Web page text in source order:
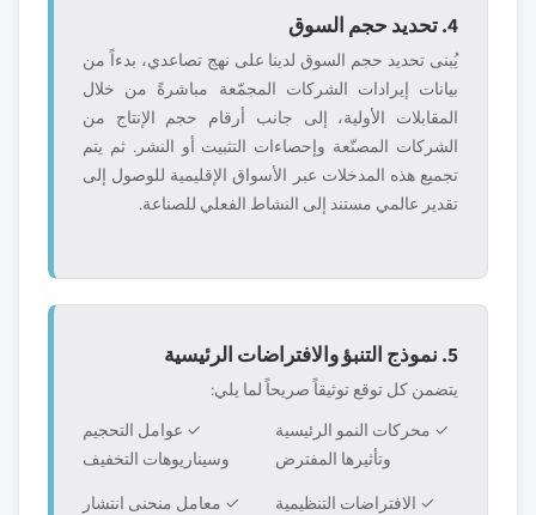
4. تحديد حجم السوق
يُبنى تحديد حجم السوق لدينا على نهج تصاعدي، بدءاً من
بيانات إيرادات الشركات المجمّعة مباشرةً من خلال
المقابلات الأولية، إلى جانب أرقام حجم الإنتاج من
الشركات المصنّعة وإحصاءات التثبيت أو النشر. ثم يتم
تجميع هذه المدخلات عبر الأسواق الإقليمية للوصول إلى
تقدير عالمي مستند إلى النشاط الفعلي للصناعة.
5. نموذج التنبؤ والافتراضات الرئيسية
يتضمن كل توقع توثيقاً صريحاً لما يلي:
✓ محركات النمو الرئيسية
وتأثيرها المفترض
✓ عوامل التحجيم
وسيناريوهات التخفيف
✓ الافتراضات التنظيمية
✓ معامل منحنى انتشار